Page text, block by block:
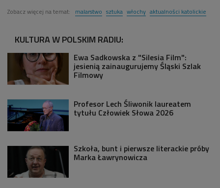
Zobacz więcej na temat: malarstwo sztuka włochy aktualności katolickie
KULTURA W POLSKIM RADIU:
Ewa Sadkowska z "Silesia Film":
jesienią zainaugurujemy Śląski Szlak
Filmowy
Profesor Lech Śliwonik laureatem
tytułu Człowiek Słowa 2026
Szkoła, bunt i pierwsze literackie próby
Marka Ławrynowicza